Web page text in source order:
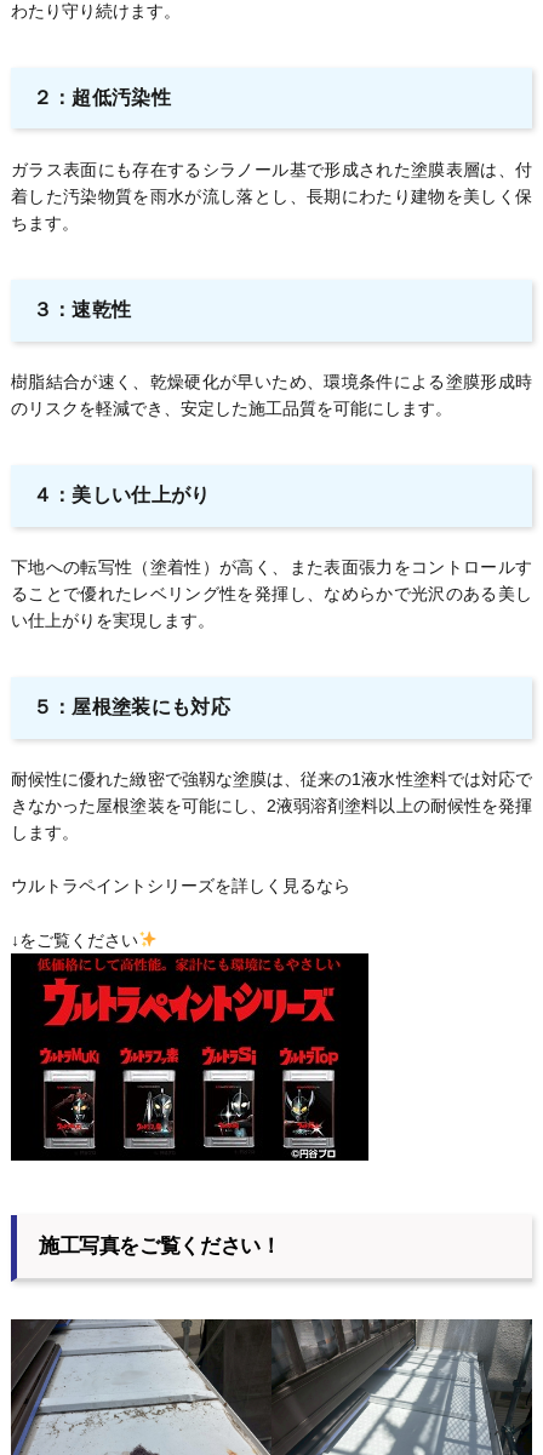
わたり守り続けます。
２：超低汚染性
ガラス表面にも存在するシラノール基で形成された塗膜表層は、付
着した汚染物質を雨水が流し落とし、長期にわたり建物を美しく保
ちます。
３：速乾性
樹脂結合が速く、乾燥硬化が早いため、環境条件による塗膜形成時
のリスクを軽減でき、安定した施工品質を可能にします。
４：美しい仕上がり
下地への転写性（塗着性）が高く、また表面張力をコントロールす
ることで優れたレベリング性を発揮し、なめらかで光沢のある美し
い仕上がりを実現します。
５：屋根塗装にも対応
耐候性に優れた緻密で強靱な塗膜は、従来の1液水性塗料では対応で
きなかった屋根塗装を可能にし、2液弱溶剤塗料以上の耐候性を発揮
します。
ウルトラペイントシリーズを詳しく見るなら
↓をご覧ください
施工写真をご覧ください！